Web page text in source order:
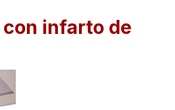
infarto de